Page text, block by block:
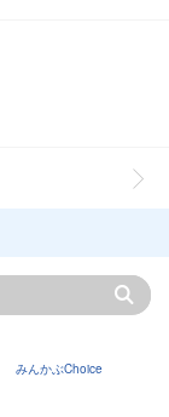
みんかぶChoice